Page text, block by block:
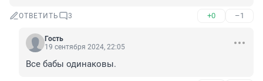
ОТВЕТИТЬ 3 +0 –1
Гость
19 сентября 2024, 22:05
Все бабы одинаковы.